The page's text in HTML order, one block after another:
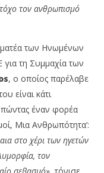
τον ανθρωπισμό
των Ηνωμένων
τη Συμμαχία των
, ο οποίος παρέλαβε
είναι κάτι
έναν φορέα
Μια Ανθρωπότητα’:
στο χέρι των ηγετών
τον